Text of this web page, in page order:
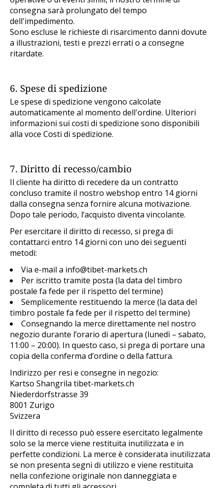
consegna sarà prolungato del tempo
dell'impedimento.
Sono escluse le richieste di risarcimento danni dovute
a illustrazioni, testi e prezzi errati o a consegne
ritardate.
6. Spese di spedizione
Le spese di spedizione vengono calcolate
automaticamente al momento dell'ordine. Ulteriori
informazioni sui costi di spedizione sono disponibili
alla voce Costi di spedizione.
7. Diritto di recesso/cambio
Il cliente ha diritto di recedere da un contratto
concluso tramite il nostro webshop entro 14 giorni
dalla consegna senza fornire alcuna motivazione.
Dopo tale periodo, l’acquisto diventa vincolante.
Per esercitare il diritto di recesso, si prega di
contattarci entro 14 giorni con uno dei seguenti
metodi:
Via e-mail a info@tibet-markets.ch
Per iscritto tramite posta (la data del timbro
postale fa fede per il rispetto del termine)
Semplicemente restituendo la merce (la data del
timbro postale fa fede per il rispetto del termine)
Consegnando la merce direttamente nel nostro
negozio durante l’orario di apertura (lunedì – sabato,
11:00 – 20:00). In questo caso, si prega di portare una
copia della conferma d’ordine o della fattura.
Indirizzo per resi e consegne in negozio:
Kartso Shangrila tibet-markets.ch
Niederdorfstrasse 39
8001 Zurigo
Svizzera
Il diritto di recesso può essere esercitato legalmente
solo se la merce viene restituita inutilizzata e in
perfette condizioni. La merce è considerata inutilizzata
se non presenta segni di utilizzo e viene restituita
nella confezione originale non danneggiata e